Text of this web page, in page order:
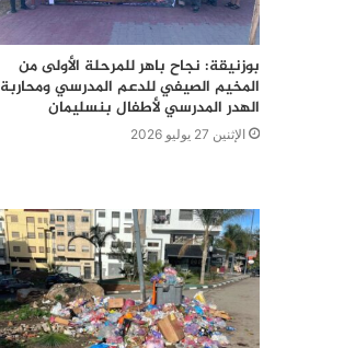
بوزنيقة: نجاح باهر للمرحلة الأولى من
المخيم الصيفي للدعم المدرسي ومحاربة
الهدر المدرسي لأطفال بنسليمان
الإثنين 27 يوليو 2026